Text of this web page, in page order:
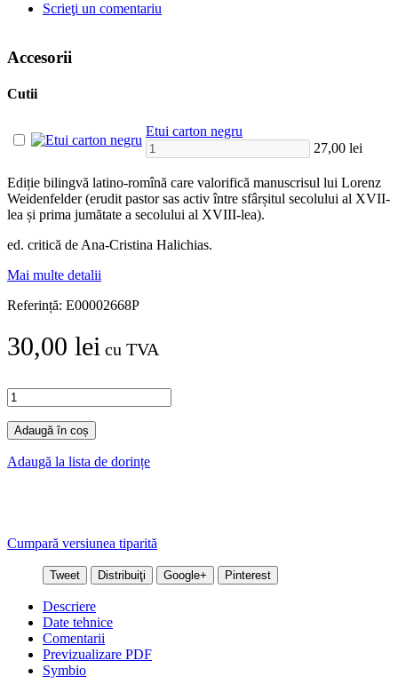
Scrieţi un comentariu
Accesorii
Cutii
Etui carton negru
27,00 lei
Ediție bilingvă latino-romînă care valorifică manuscrisul lui Lorenz
Weidenfelder (erudit pastor sas activ între sfârșitul secolului al XVII-
lea și prima jumătate a secolului al XVIII-lea).
ed. critică de Ana-Cristina Halichias.
Mai multe detalii
Referință: E00002668P
30,00 lei cu TVA
Adaugă în coș
Adaugă la lista de dorințe
Cumpară versiunea tiparită
Tweet Distribuiţi Google+ Pinterest
Descriere
Date tehnice
Comentarii
Previzualizare PDF
Symbio